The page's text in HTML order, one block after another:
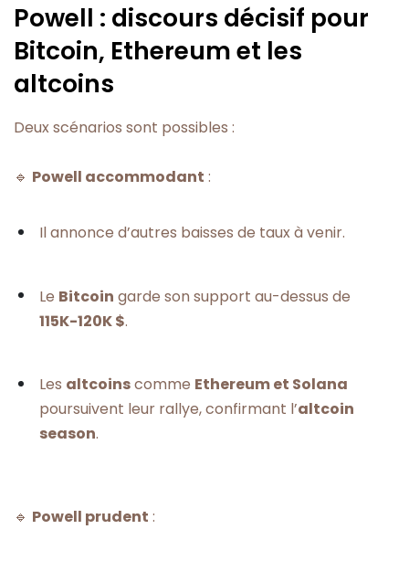
Powell : discours décisif pour
Bitcoin, Ethereum et les
altcoins
Deux scénarios sont possibles :
🔹 Powell accommodant :
Il annonce d’autres baisses de taux à venir.
Le Bitcoin garde son support au-dessus de
115K-120K $.
Les altcoinscomme Ethereum et Solana
poursuivent leur rallye, confirmant l’altcoin
season.
🔹 Powell prudent :